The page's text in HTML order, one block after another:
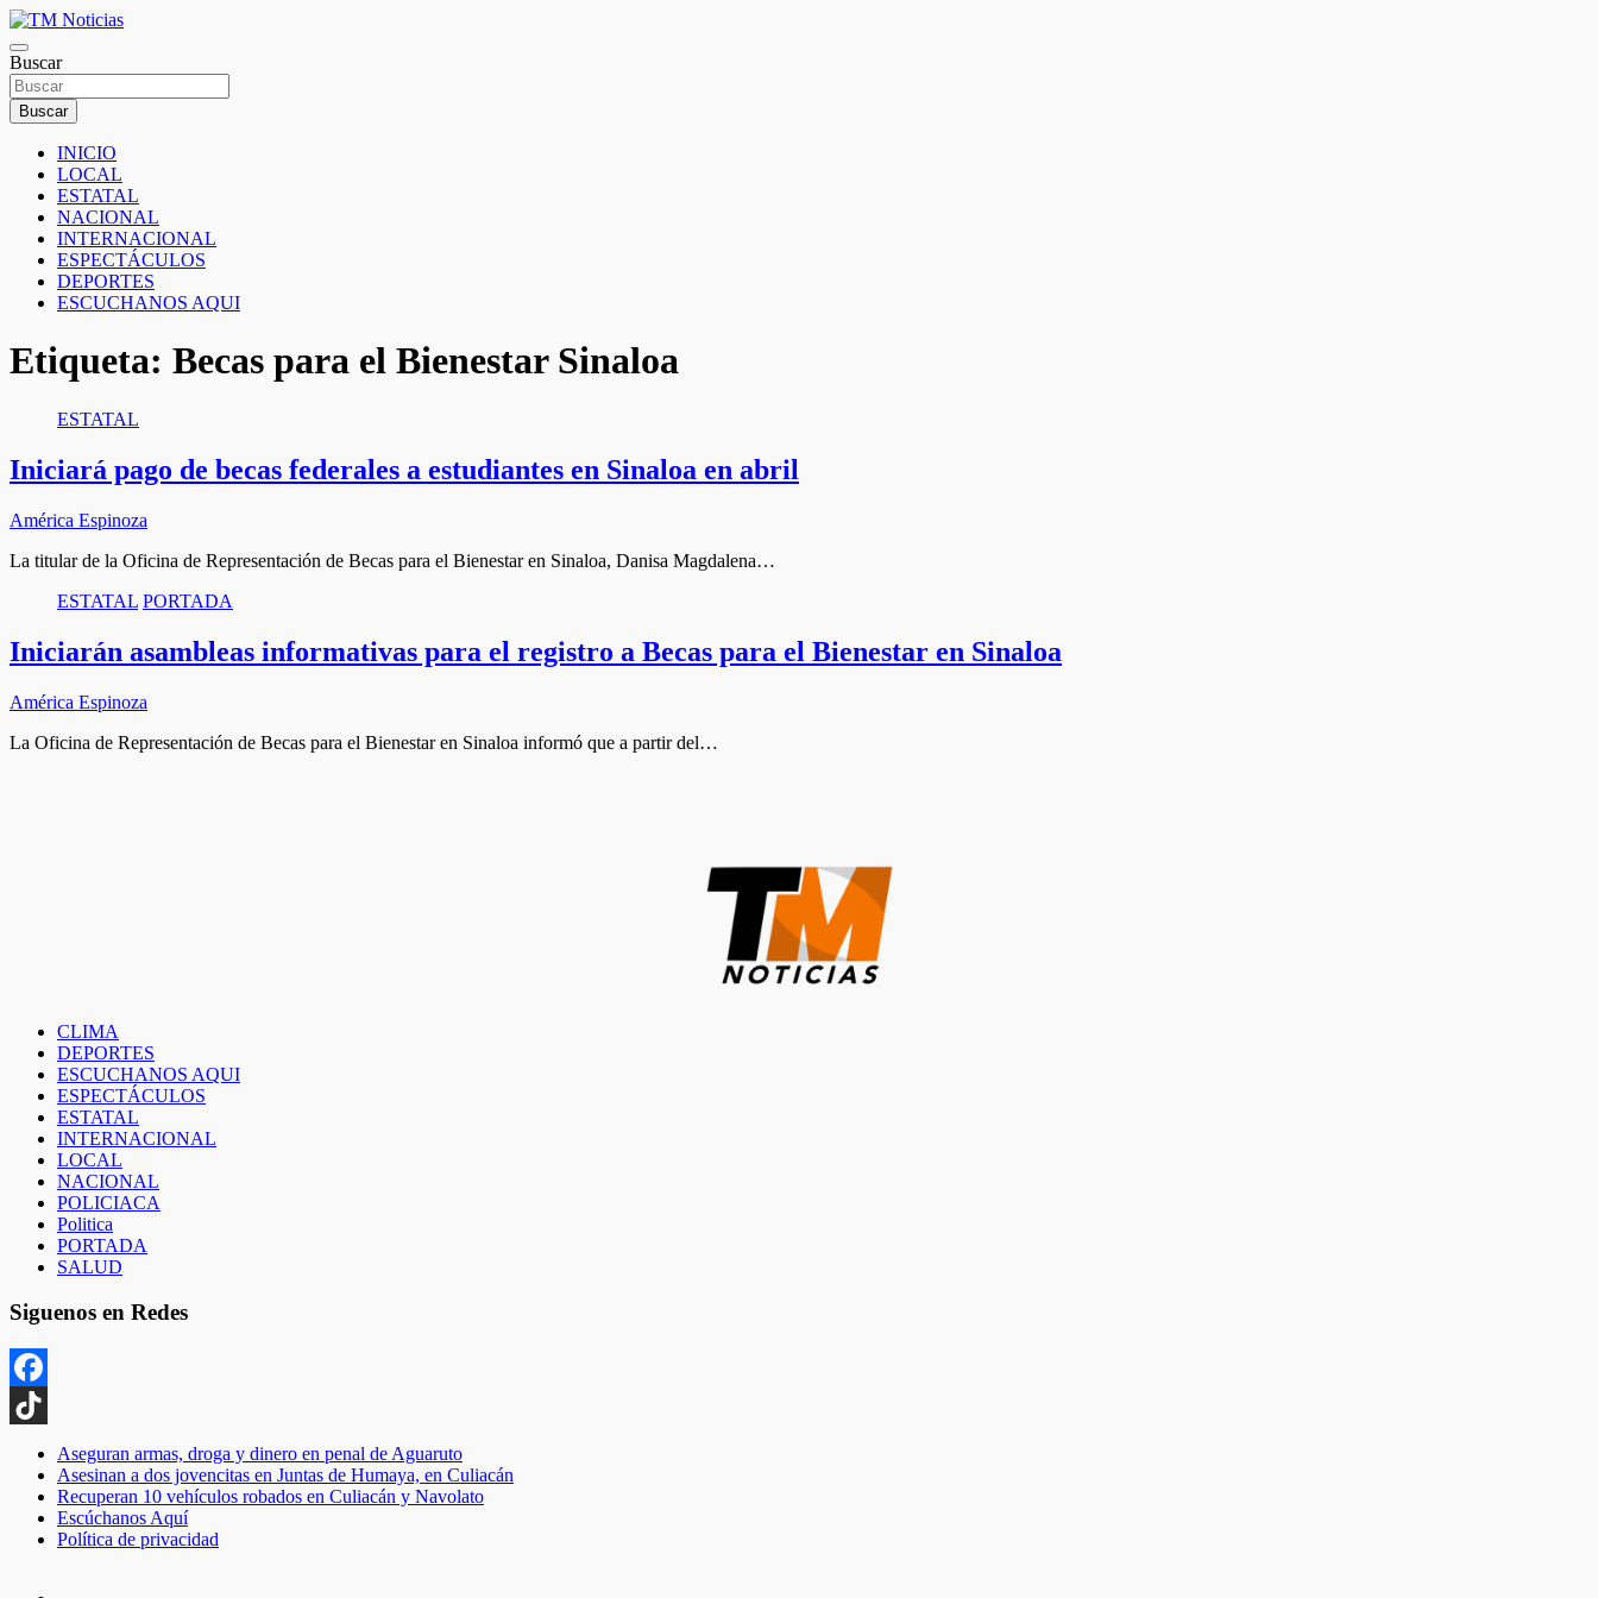
Saltar
al
contenido
TM Noticias
TM Noticias
Buscar
Buscar
INICIO
LOCAL
ESTATAL
NACIONAL
INTERNACIONAL
ESPECTÁCULOS
DEPORTES
ESCUCHANOS AQUI
Etiqueta: Becas para el Bienestar Sinaloa
ESTATAL
Iniciará pago de becas federales a estudiantes en Sinaloa en abril
América Espinoza
La titular de la Oficina de Representación de Becas para el Bienestar en Sinaloa, Danisa Magdalena…
ESTATAL PORTADA
Iniciarán asambleas informativas para el registro a Becas para el Bienestar en Sinaloa
América Espinoza
La Oficina de Representación de Becas para el Bienestar en Sinaloa informó que a partir del…
CLIMA
DEPORTES
ESCUCHANOS AQUI
ESPECTÁCULOS
ESTATAL
INTERNACIONAL
LOCAL
NACIONAL
POLICIACA
Politica
PORTADA
SALUD
Siguenos en Redes
Facebook
TikTok
Aseguran armas, droga y dinero en penal de Aguaruto
Asesinan a dos jovencitas en Juntas de Humaya, en Culiacán
Recuperan 10 vehículos robados en Culiacán y Navolato
Escúchanos Aquí
Política de privacidad